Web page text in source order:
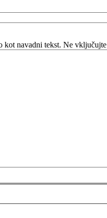
kot navadni tekst. Ne